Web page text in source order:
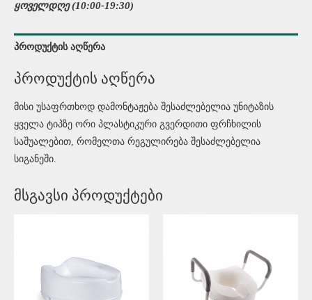
ყოველდღე (10:00-19:30)
პროდუქტის აღწერა
პროდუქტის აღწერა
მისი უსაფრთხოდ დამონტაჟება შესაძლებელია უნიტაზის
ყველა ტიპზე ორი პლასტიკური გვერდითი ფრჩხილის
საშუალებით, რომელთა რეგულირება შესაძლებელია
სიგანეში.
მსგავსი პროდუქტები